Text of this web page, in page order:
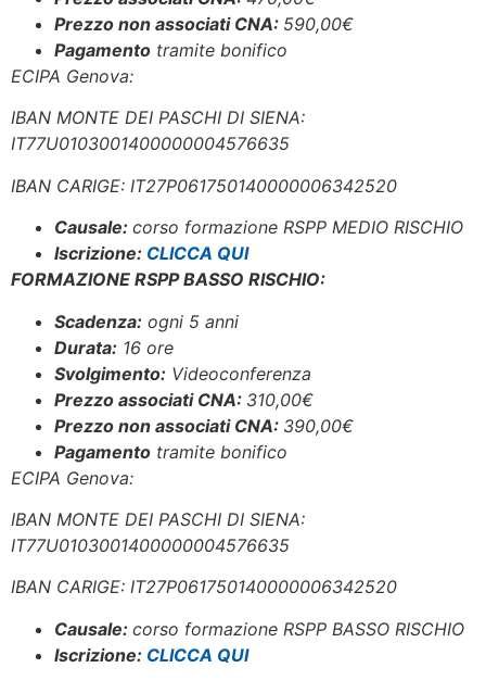
Prezzo non associati CNA: 590,00€
Pagamento tramite bonifico
ECIPA Genova:
IBAN MONTE DEI PASCHI DI SIENA:
IT77U0103001400000004576635
IBAN CARIGE: IT27P061750140000006342520
Causale: corso formazione RSPP MEDIO RISCHIO
Iscrizione: CLICCA QUI
FORMAZIONE RSPP BASSO RISCHIO:
Scadenza: ogni 5 anni
Durata: 16 ore
Svolgimento: Videoconferenza
Prezzo associati CNA: 310,00€
Prezzo non associati CNA: 390,00€
Pagamento tramite bonifico
ECIPA Genova:
IBAN MONTE DEI PASCHI DI SIENA:
IT77U0103001400000004576635
IBAN CARIGE: IT27P061750140000006342520
Causale: corso formazione RSPP BASSO RISCHIO
Iscrizione: CLICCA QUI